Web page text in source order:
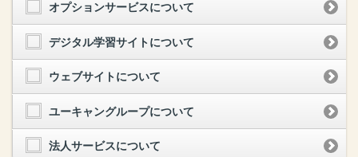
オプションサービスについて
デジタル学習サイトについて
ウェブサイトについて
ユーキャングループについて
法人サービスについて